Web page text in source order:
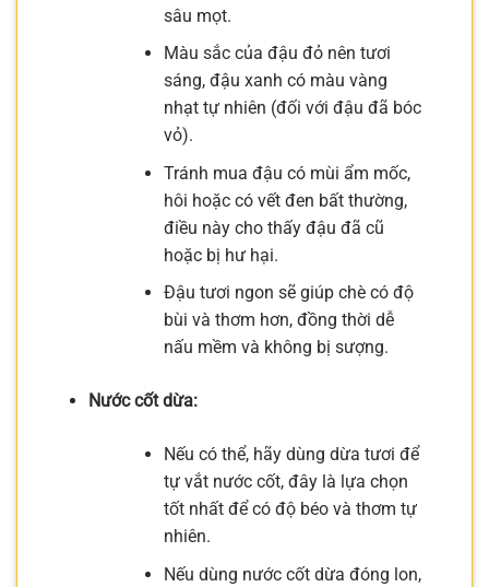
sâu mọt.
Màu sắc của đậu đỏ nên tươi
sáng, đậu xanh có màu vàng
nhạt tự nhiên (đối với đậu đã bóc
vỏ).
Tránh mua đậu có mùi ẩm mốc,
hôi hoặc có vết đen bất thường,
điều này cho thấy đậu đã cũ
hoặc bị hư hại.
Đậu tươi ngon sẽ giúp chè có độ
bùi và thơm hơn, đồng thời dễ
nấu mềm và không bị sượng.
Nước cốt dừa:
Nếu có thể, hãy dùng dừa tươi để
tự vắt nước cốt, đây là lựa chọn
tốt nhất để có độ béo và thơm tự
nhiên.
Nếu dùng nước cốt dừa đóng lon,